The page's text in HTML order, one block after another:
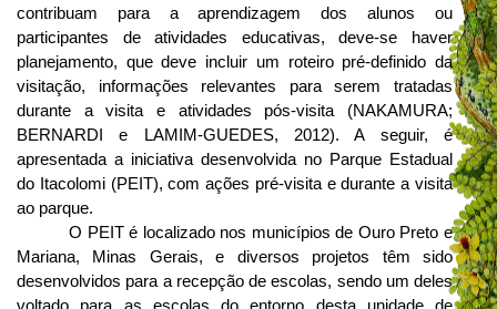
contribuam para a aprendizagem dos alunos ou
participantes de atividades educativas, deve-se haver
planejamento, que deve incluir um roteiro pré-definido da
visitação, informações relevantes para serem tratadas
durante a visita e atividades pós-visita (NAKAMURA;
BERNARDI e LAMIM-GUEDES, 2012). A seguir, é
apresentada a iniciativa desenvolvida no Parque Estadual
do Itacolomi (PEIT), com ações pré-visita e durante a visita
ao parque.
O PEIT é localizado nos municípios de Ouro Preto e
Mariana, Minas Gerais, e diversos projetos têm sido
desenvolvidos para a recepção de escolas, sendo um deles